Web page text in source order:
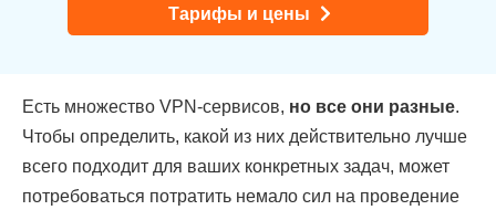
Тарифы и цены
Есть множество VPN-сервисов, но все они разные.
Чтобы определить, какой из них действительно лучше
всего подходит для ваших конкретных задач, может
потребоваться потратить немало сил на проведение